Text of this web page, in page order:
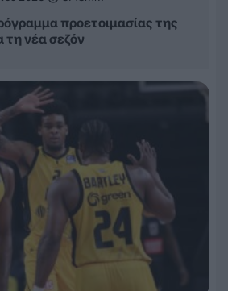
προετοιμασίας της
τη νέα σεζόν